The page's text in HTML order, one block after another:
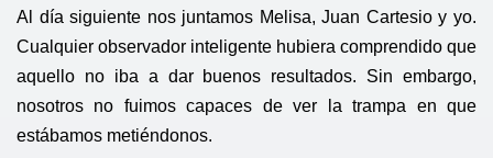
Al día siguiente nos juntamos Melisa, Juan Cartesio y yo.
Cualquier observador inteligente hubiera comprendido que
aquello no iba a dar buenos resultados. Sin embargo,
nosotros no fuimos capaces de ver la trampa en que
estábamos metiéndonos.